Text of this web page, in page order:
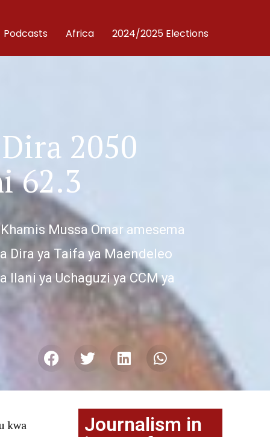
Podcasts Africa 2024/2025 Elections
2050
62.3
Mussa Omar amesema
Dira ya Taifa ya Maendeleo
ya Uchaguzi ya CCM ya
kwa
Journalism in